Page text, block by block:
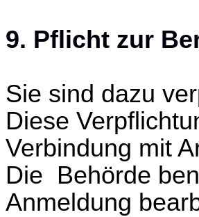
9. Pflicht zur
Sie sind dazu
Diese
Verbindung mit
Die Behörde
Anmeldung